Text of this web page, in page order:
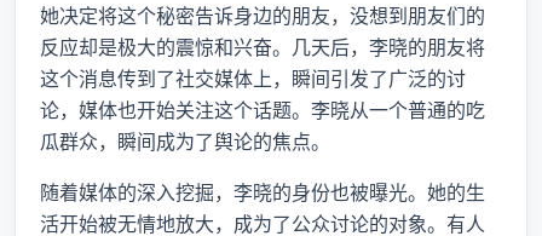
她决定将这个秘密告诉身边的朋友，没想到朋友们的
反应却是极大的震惊和兴奋。几天后，李晓的朋友将
这个消息传到了社交媒体上，瞬间引发了广泛的讨
论，媒体也开始关注这个话题。李晓从一个普通的吃
瓜群众，瞬间成为了舆论的焦点。
随着媒体的深入挖掘，李晓的身份也被曝光。她的生
活开始被无情地放大，成为了公众讨论的对象。有人